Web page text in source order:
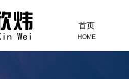
首页
HOME